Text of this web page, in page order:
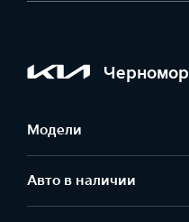
Модели
Авто в наличии